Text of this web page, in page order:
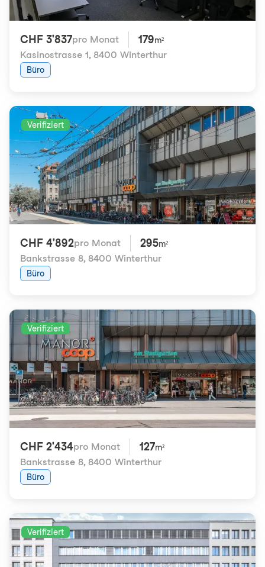
CHF 3'837pro Monat 179m²
Kasinostrasse 1, 8400 Winterthur
Büro
Verifiziert
CHF 4'892pro Monat 295m²
Bankstrasse 8, 8400 Winterthur
Büro
Verifiziert
CHF 2'434pro Monat 127m²
Bankstrasse 8, 8400 Winterthur
Büro
Verifiziert